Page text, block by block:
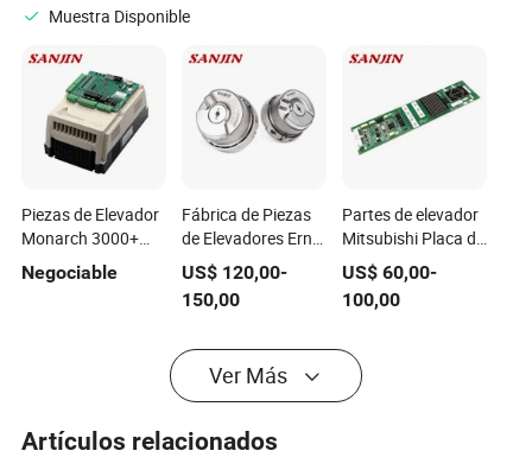
Muestra Disponible
Piezas de Elevador
Monarch 3000+
Controlador
Integrado Nice-L-C-
Negociable
Fábrica de Piezas
de Elevadores Ern
1387 2048 62s14-
70 Codificador
Heidenhain para
US$ 120,00-
150,00
Partes de elevador
Mitsubishi Placa de
visualización PCB
de elevador
Mitsubishi Lhh-
US$ 60,00-
100,00
Ver Más
Artículos relacionados